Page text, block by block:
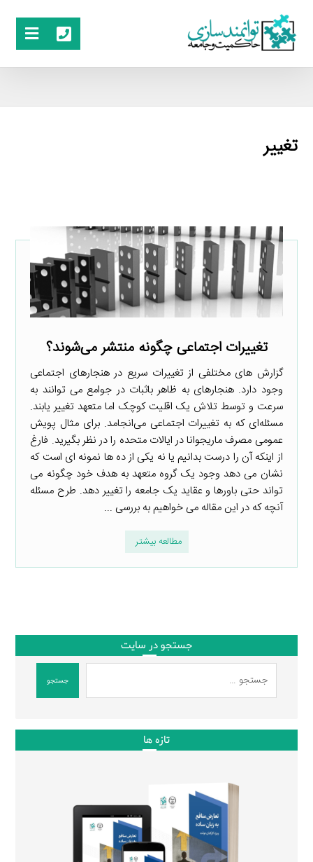
تغییر
تغییرات اجتماعی چگونه منتشر می‌شوند؟
گزارش های مختلفی از تغییرات سریع در هنجارهای اجتماعی
وجود دارد. هنجارهای به ظاهر باثبات در جوامع می توانند به
سرعت و توسط تلاش یک اقلیت کوچک اما متعهد تغییر یابند.
مسئله‌ای که به تغییرات اجتماعی می‌انجامد. برای مثال پویش
عمومی مصرف ماریجوانا در ایالات متحده را در نظر بگیرید. فارغ
از اینکه آن را درست بدانیم یا نه یکی از ده ها نمونه ای است که
نشان می دهد وجود یک گروه متعهد به هدف خود چگونه می
تواند حتی باورها و عقاید یک جامعه را تغییر دهد. طرح مسئله
آنچه که در این مقاله می خواهیم به بررسی ...
مطالعه بیشتر
جستجو در سایت
جستجو
تازه ها